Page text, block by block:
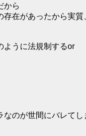
から
在があったから実
ように法規制するor
のが世間にバレてし